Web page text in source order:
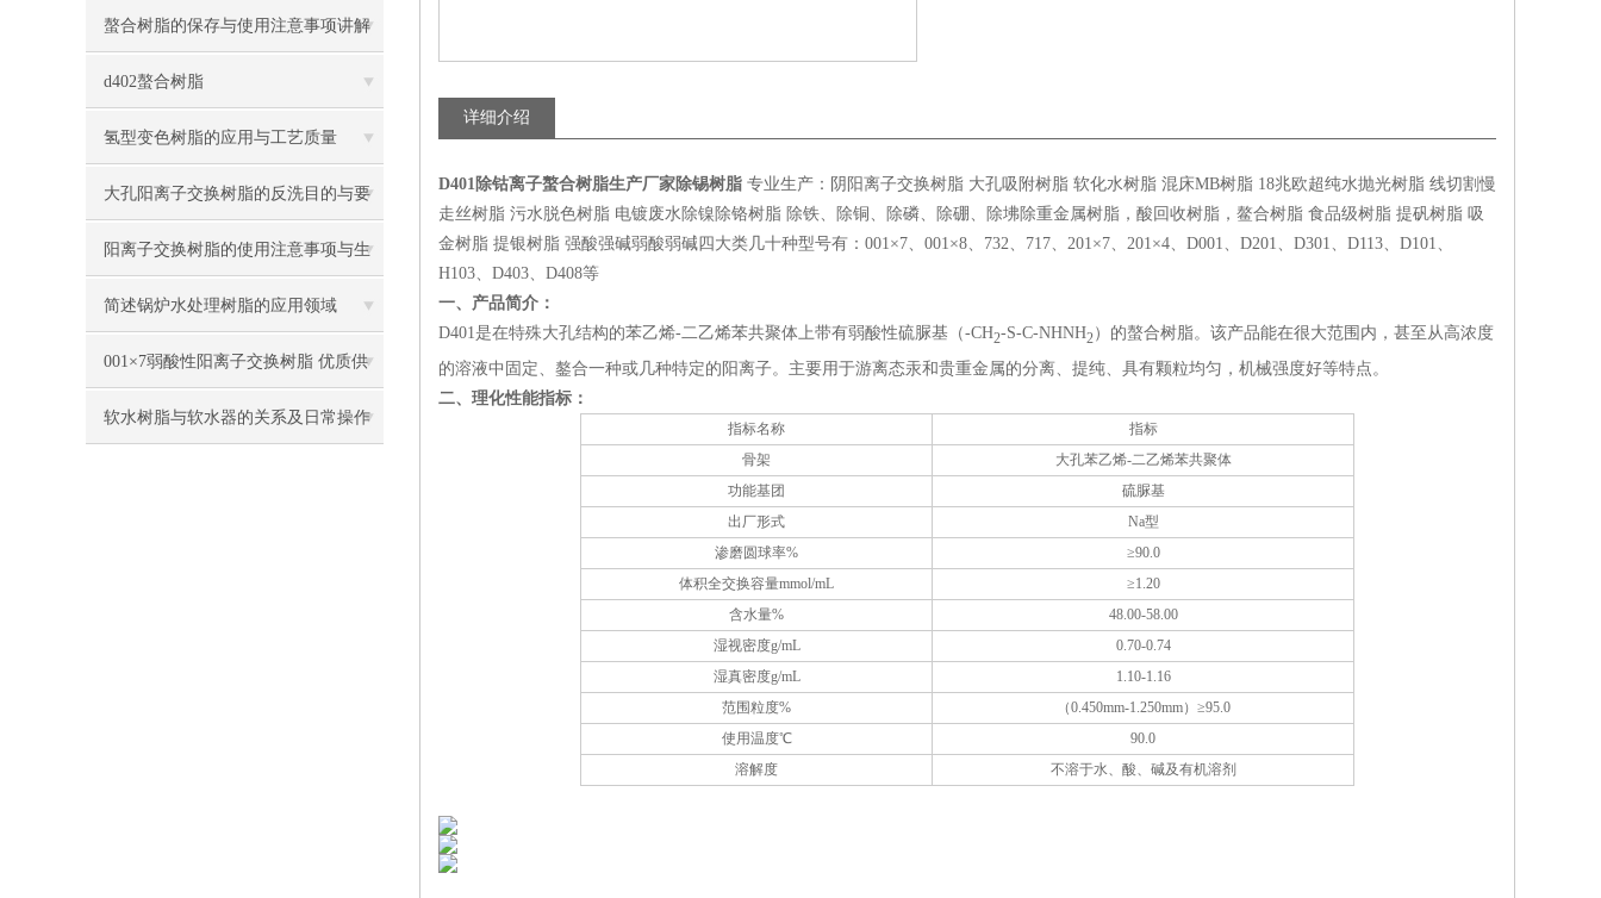
螯合树脂的保存与使用注意事项讲解
d402螯合树脂
氢型变色树脂的应用与工艺质量
大孔阳离子交换树脂的反洗目的与要
点
阳离子交换树脂的使用注意事项与生
产过程
简述锅炉水处理树脂的应用领域
001×7弱酸性阳离子交换树脂 优质供
货
软水树脂与软水器的关系及日常操作
详细介绍
D401除钴离子螯合树脂生产厂家除锡树脂 专业生产：阴阳离子交换树脂 大孔吸附树脂 软化水树脂 混床MB树脂 18兆欧超纯水抛光树脂 线切割慢
走丝树脂 污水脱色树脂 电镀废水除镍除铬树脂 除铁、除铜、除磷、除硼、除坲除重金属树脂，酸回收树脂，鳌合树脂 食品级树脂 提矾树脂 吸
金树脂 提银树脂 强酸强碱弱酸弱碱四大类几十种型号有：001×7、001×8、732、717、201×7、201×4、D001、D201、D301、D113、D101、
H103、D403、D408等
一、产品简介：
D401是在特殊大孔结构的苯乙烯-二乙烯苯共聚体上带有弱酸性硫脲基（-CH2-S-C-NHNH2）的螯合树脂。该产品能在很大范围内，甚至从高浓度
的溶液中固定、鏊合一种或几种特定的阳离子。主要用于游离态汞和贵重金属的分离、提纯、具有颗粒均匀，机械强度好等特点。
二、理化性能指标：
指标名称
指标
骨架
大孔苯乙烯-二乙烯苯共聚体
功能基团
硫脲基
出厂形式
Na型
渗磨圆球率%
≥90.0
体积全交换容量mmol/mL
≥1.20
含水量%
48.00-58.00
湿视密度g/mL
0.70-0.74
湿真密度g/mL
1.10-1.16
范围粒度%
（0.450mm-1.250mm）≥95.0
使用温度℃
90.0
溶解度
不溶于水、酸、碱及有机溶剂